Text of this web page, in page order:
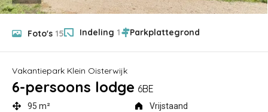
Foto's 15 Indeling 1
Vakantiepark Klein Oisterwijk
6-persoons lodge 6BE
95 m²
Vrijstaand